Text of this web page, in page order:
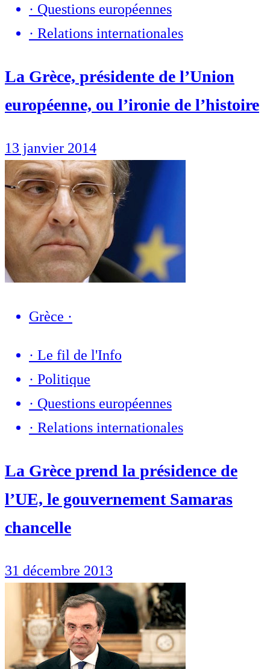
· Questions européennes
· Relations internationales
La Grèce, présidente de l’Union
européenne, ou l’ironie de l’histoire
13 janvier 2014
Grèce ·
· Le fil de l'Info
· Politique
· Questions européennes
· Relations internationales
La Grèce prend la présidence de
l’UE, le gouvernement Samaras
chancelle
31 décembre 2013